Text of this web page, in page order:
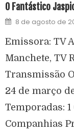
O Fantástico
8 de agosto de
Emissora: TV
Manchete, TV
Transmissão
24 de março
Temporadas:
Companhias